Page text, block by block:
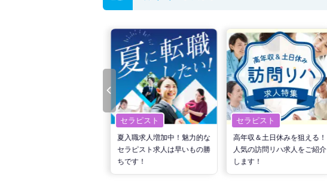
セラピスト
夏入職求人増加中！魅力的な
セラピスト求人は早いもの勝
ちです！
セラピスト
高年収＆土日休みを狙える！
人気の訪問リハ求人をご紹介
します！